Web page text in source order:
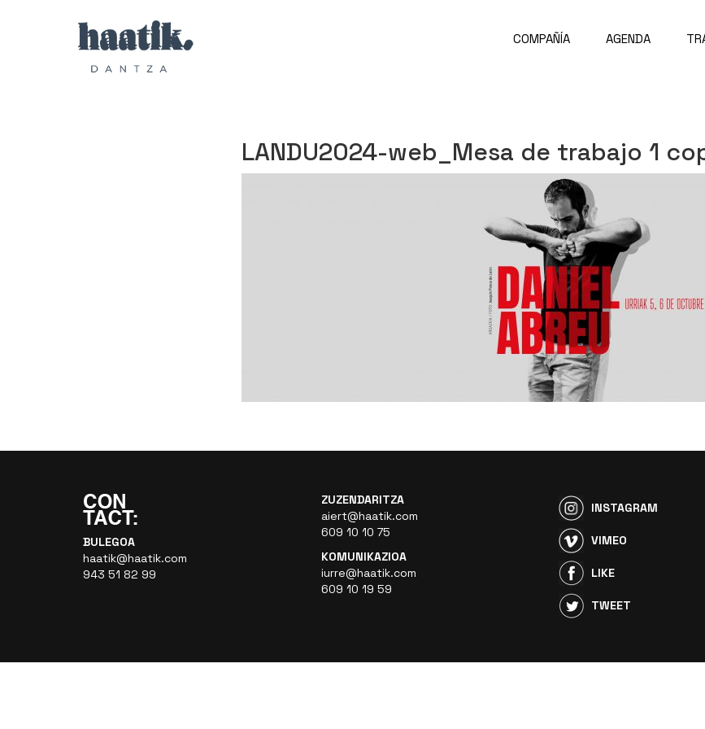
COMPAÑÍA AGENDA
LANDU2024-web_Mesa de trabajo 1
BULEGOA
haatik@haatik.com
943 51 82 99
ZUZENDARITZA
aiert@haatik.com
609 10 10 75
KOMUNIKAZIOA
iurre@haatik.com
609 10 19 59
INSTAGRAM
VIMEO
LIKE
TWEET